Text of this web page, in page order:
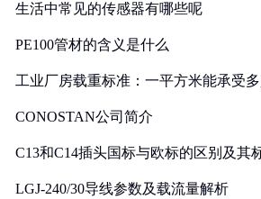
生活中常见的传感器有哪些呢
PE100管材的含义是什么
工业厂房载重标准：一平方米能承受
CONOSTAN公司简介
C13和C14插头国标与欧标的区别及其
LGJ-240/30导线参数及载流量解析